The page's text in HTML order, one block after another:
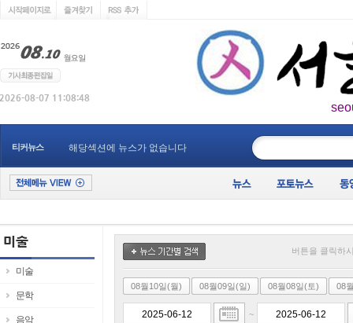
티커뉴스 해당섹션에 뉴스가 없습니다
미술
문학
음악
버튼을 클릭하
08월10일(월) 08월09일(일) 08월08일(토) 08
~